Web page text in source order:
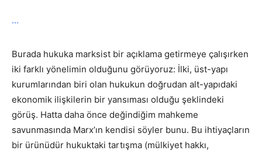
…
Burada hukuka marksist bir açıklama getirmeye çalışırken
iki farklı yönelimin olduğunu görüyoruz: İlki, üst-yapı
kurumlarından biri olan hukukun doğrudan alt-yapıdaki
ekonomik ilişkilerin bir yansıması olduğu şeklindeki
görüş. Hatta daha önce değindiğim mahkeme
savunmasında Marx’ın kendisi söyler bunu. Bu ihtiyaçların
bir ürünüdür hukuktaki tartışma (mülkiyet hakkı,